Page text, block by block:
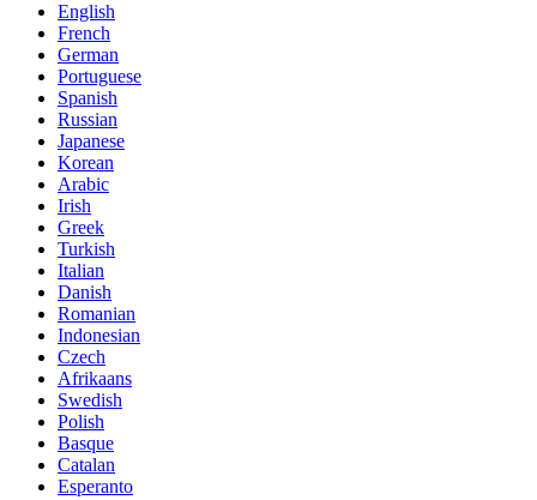
English
French
German
Portuguese
Spanish
Russian
Japanese
Korean
Arabic
Irish
Greek
Turkish
Italian
Danish
Romanian
Indonesian
Czech
Afrikaans
Swedish
Polish
Basque
Catalan
Esperanto